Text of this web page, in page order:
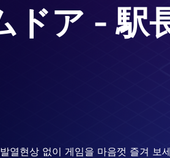
ドア - 駅
열현상 없이 게임을 마음껏 즐겨 보